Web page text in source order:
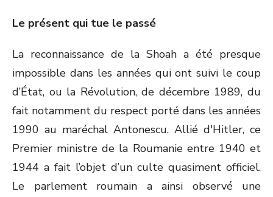
Le présent qui tue le passé
La reconnaissance de la Shoah a été presque
impossible dans les années qui ont suivi le coup
d’État, ou la Révolution, de décembre 1989, du
fait notamment du respect porté dans les années
1990 au maréchal Antonescu. Allié d'Hitler, ce
Premier ministre de la Roumanie entre 1940 et
1944 a fait l’objet d’un culte quasiment officiel.
Le parlement roumain a ainsi observé une